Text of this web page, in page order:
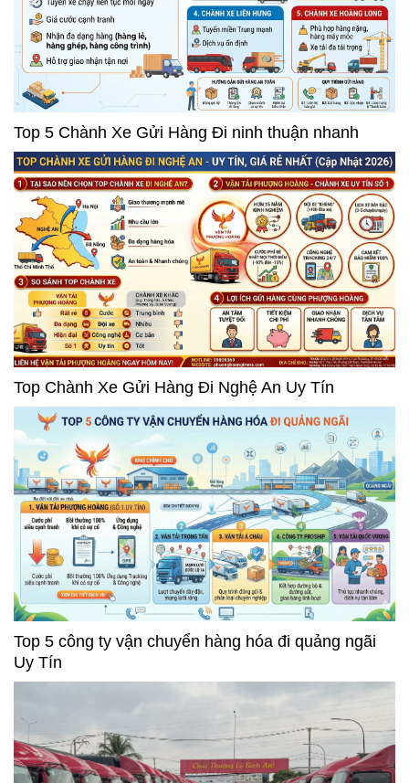
Top 5 Chành Xe Gửi Hàng Đi ninh thuận nhanh
Top Chành Xe Gửi Hàng Đi Nghệ An Uy Tín
Top 5 công ty vận chuyển hàng hóa đi quảng ngãi
Uy Tín